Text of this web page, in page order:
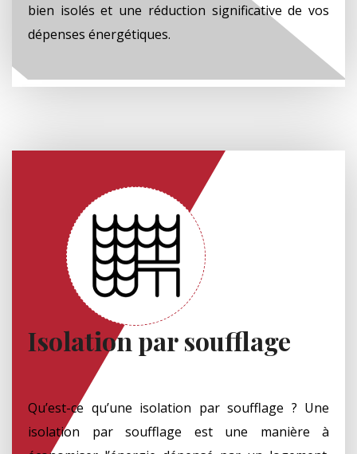
bien isolés et une réduction significative de vos
dépenses énergétiques.
Isolation par soufflage
Qu’est-ce qu’une isolation par soufflage ? Une
isolation par soufflage est une manière à